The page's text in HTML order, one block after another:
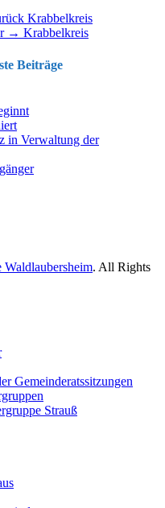
Vorhergehender
Beitrag:
Krabbelkreis
→ Nächster
Krabbelkreis
Beiträge
in Verwaltung der
Waldlaubersheim. All Rights
Gemeinderatssitzungen
Strauß